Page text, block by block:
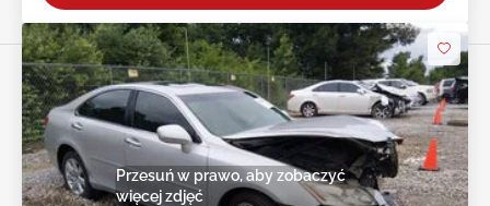
Przesuń w prawo, aby zobaczyć
więcej zdjęć